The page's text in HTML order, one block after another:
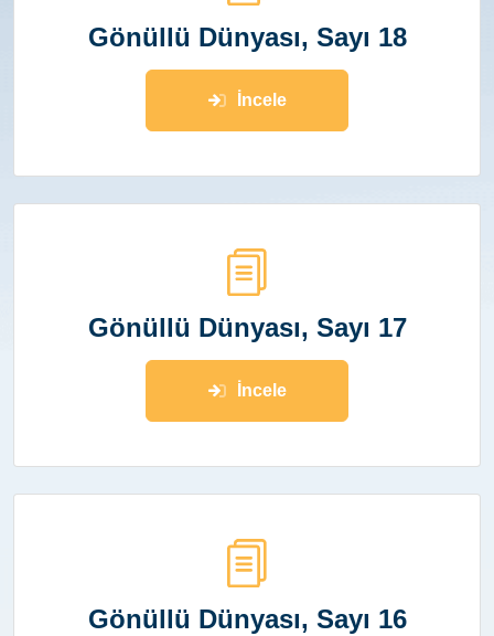
Gönüllü Dünyası, Sayı 18
İncele
Gönüllü Dünyası, Sayı 17
İncele
Gönüllü Dünyası, Sayı 16